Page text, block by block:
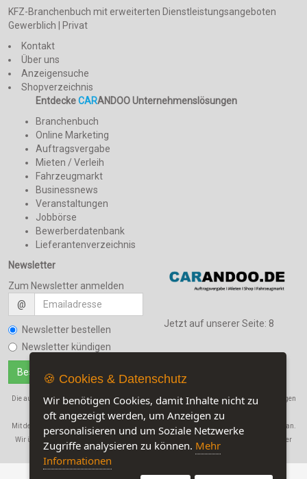
KFZ-Branchenbuch mit erweiterten Dienstleistungsangeboten
Gewerblich | Privat
Kontakt
Über uns
Anzeigensuche
Shopverzeichnis
EntdeckeCARANDOO Unternehmenslösungen
Branchenbuch
Online Marketing
Auftragsvergabe
Mieten / Verleih
Fahrzeugmarkt
Businessnews
Veranstaltungen
Jobbörse
Bewerberdatenbank
Lieferantenverzeichnis
Newsletter
Zum Newsletter anmelden
@
Newsletter bestellen
Newsletter kündigen
Jetzt auf unserer Seite: 8
Die auf dieser Seite verwendeten Produktbezeichnungen, Namen und Warenbezeichnungen
sind Eigentum der jeweiligen Firmen.
Mit der Benutzung dieser Seite erkennen Sie unsere
AGB Datenschutzerklärung
an.
Wir übernehmen in keinem Fall eine Haftung für Schäden, die durch den Gebrauch dieser
🍪 Cookies & Datenschutz
Wir benötigen Cookies, damit Inhalte nicht zu
oft angezeigt werden, um Anzeigen zu
personalisieren und um Soziale Netzwerke
Zugriffe analysieren zu können. Mehr
Informationen